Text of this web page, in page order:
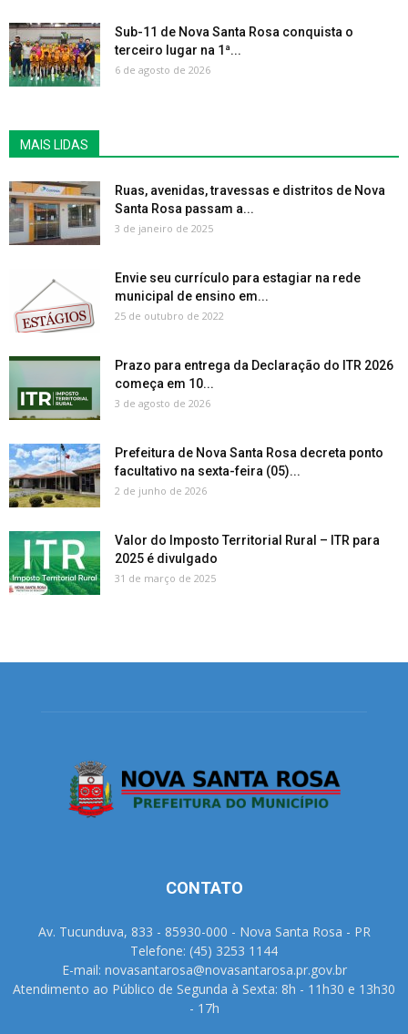
Sub-11 de Nova Santa Rosa conquista o
terceiro lugar na 1ª...
6 de agosto de 2026
MAIS LIDAS
Ruas, avenidas, travessas e distritos de Nova
Santa Rosa passam a...
3 de janeiro de 2025
Envie seu currículo para estagiar na rede
municipal de ensino em...
25 de outubro de 2022
Prazo para entrega da Declaração do ITR 2026
começa em 10...
3 de agosto de 2026
Prefeitura de Nova Santa Rosa decreta ponto
facultativo na sexta-feira (05)...
2 de junho de 2026
Valor do Imposto Territorial Rural – ITR para
2025 é divulgado
31 de março de 2025
CONTATO
Av. Tucunduva, 833 - 85930-000 - Nova Santa Rosa - PR
Telefone: (45) 3253 1144
E-mail: novasantarosa@novasantarosa.pr.gov.br
Atendimento ao Público de Segunda à Sexta: 8h - 11h30 e 13h30
- 17h